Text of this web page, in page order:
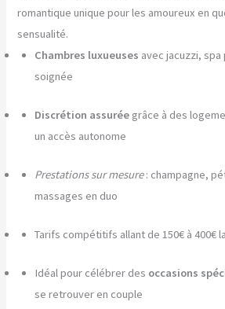
romantique unique pour les amoureux en
sensualité.
Chambres luxueuses avec jacuzzi,
soignée
Discrétion assurée grâce à des
un accès autonome
Prestations sur mesure: champagne,
massages en duo
Tarifs compétitifs allant de 150€ à 400€
Idéal pour célébrer des occasions
se retrouver en couple